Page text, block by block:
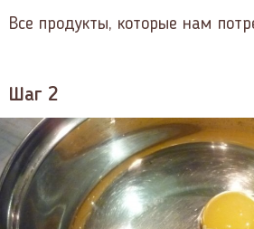
Все продукты, которые нам
Шаг 2